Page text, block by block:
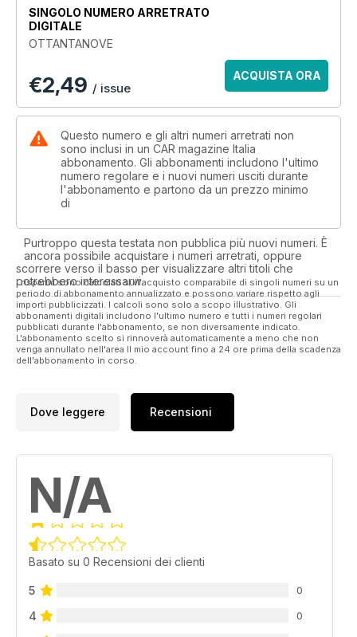
SINGOLO NUMERO ARRETRATO
DIGITALE
OTTANTANOVE
€2,49 / issue
ACQUISTA ORA
Questo numero e gli altri numeri arretrati non
sono inclusi in un CAR magazine Italia
abbonamento. Gli abbonamenti includono l'ultimo
numero regolare e i nuovi numeri usciti durante
l'abbonamento e partono da un prezzo minimo
di
Purtroppo questa testata non pubblica più nuovi numeri. È
ancora possibile acquistare i numeri arretrati, oppure
scorrere verso il basso per visualizzare altri titoli che
potrebbero interessarvi.
I risparmi sono calcolati sull'acquisto comparabile di singoli numeri su un
periodo di abbonamento annualizzato e possono variare rispetto agli
importi pubblicizzati. I calcoli sono solo a scopo illustrativo. Gli
abbonamenti digitali includono l'ultimo numero e tutti i numeri regolari
pubblicati durante l'abbonamento, se non diversamente indicato.
L'abbonamento scelto si rinnoverà automaticamente a meno che non
venga annullato nell'area Il mio account fino a 24 ore prima della scadenza
dell'abbonamento in corso.
Dove leggere Recensioni
N/A
Basato su 0 Recensioni dei clienti
5 0
4 0